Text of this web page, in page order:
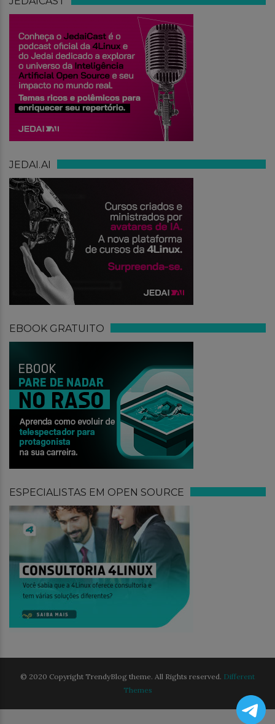
JEDAI.AI
EBOOK GRATUITO
ESPECIALISTAS EM OPEN SOURCE
© 2020 Copyright TrendyBlog theme. All Rights reserved. Different
Themes